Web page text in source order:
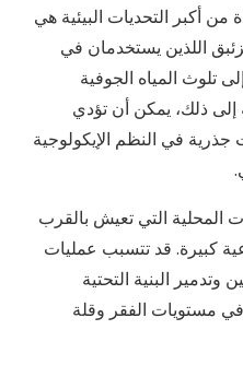
من أكبر التحديات البيئية هي
اللذين يستخدمان في
تلوث المياه الجوفية
إلى ذلك، يمكن أن تؤدي
في النظم الإيكولوجية
المحلية التي تعيش بالقرب
كبيرة. قد تتسبب عمليات
البنية التحتية
في مستويات الفقر وقلة